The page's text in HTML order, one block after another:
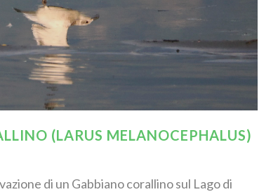
(LARUS MELANOCEPHALUS)
di un Gabbiano corallino sul Lago di